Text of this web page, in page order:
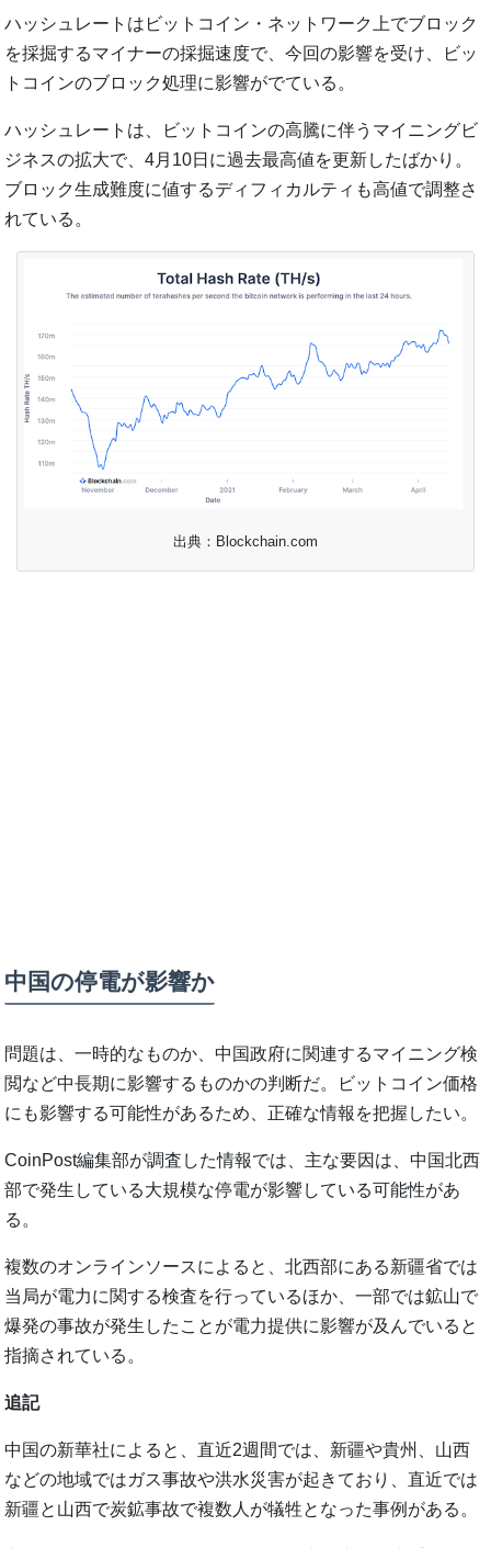
ハッシュレートはビットコイン・ネットワーク上でブロック
を採掘するマイナーの採掘速度で、今回の影響を受け、ビッ
トコインのブロック処理に影響がでている。
ハッシュレートは、ビットコインの高騰に伴うマイニングビ
ジネスの拡大で、4月10日に過去最高値を更新したばかり。
ブロック生成難度に値するディフィカルティも高値で調整さ
れている。
出典：Blockchain.com
中国の停電が影響か
問題は、一時的なものか、中国政府に関連するマイニング検
閲など中長期に影響するものかの判断だ。ビットコイン価格
にも影響する可能性があるため、正確な情報を把握したい。
CoinPost編集部が調査した情報では、主な要因は、中国北西
部で発生している大規模な停電が影響している可能性があ
る。
複数のオンラインソースによると、北西部にある新疆省では
当局が電力に関する検査を行っているほか、一部では鉱山で
爆発の事故が発生したことが電力提供に影響が及んでいると
指摘されている。
追記
中国の新華社によると、直近2週間では、新疆や貴州、山西
などの地域ではガス事故や洪水災害が起きており、直近では
新疆と山西で炭鉱事故で複数人が犠牲となった事例がある。